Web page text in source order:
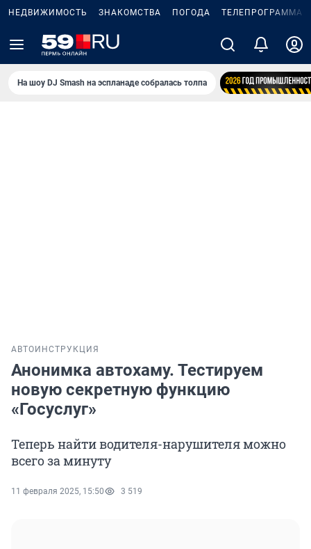
НЕДВИЖИМОСТЬ ЗНАКОМСТВА ПОГОДА ТЕЛЕПРОГРАММА
На шоу DJ Smash на эспланаде собралась толпа
АВТО ИНСТРУКЦИЯ
Анонимка автохаму. Тестируем
новую секретную функцию
«Госуслуг»
Теперь найти водителя-нарушителя можно
всего за минуту
11 февраля 2025, 15:50 3 519